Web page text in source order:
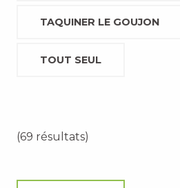
TAQUINER LE GOUJON
TOUT SEUL
(69 résultats)